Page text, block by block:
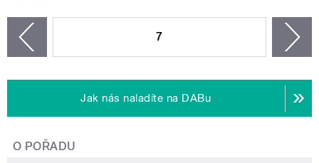
7
Jak nás naladíte na DABu
O POŘADU